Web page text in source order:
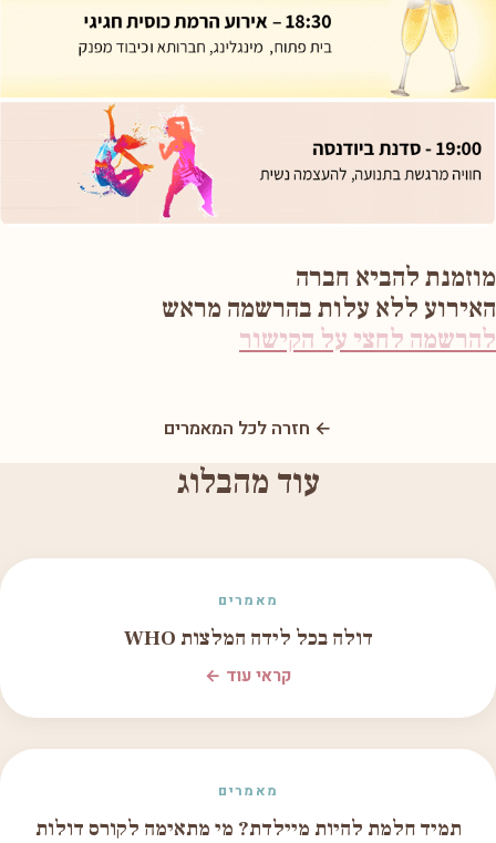
מוזמנת להביא חברה
האירוע ללא עלות בהרשמה מראש
להרשמה לחצי על הקישור
← חזרה לכל המאמרים
עוד מהבלוג
מאמרים
דולה בכל לידה המלצות WHO
קראי עוד ←
מאמרים
תמיד חלמת להיות מיילדת? מי מתאימה לקורס דולות